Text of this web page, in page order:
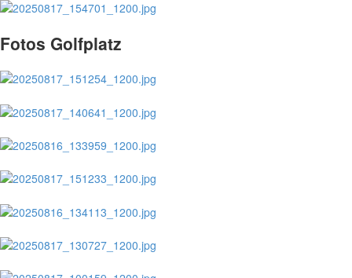
Fotos Golfplatz